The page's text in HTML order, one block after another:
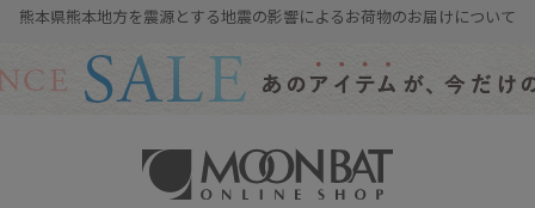
熊本県熊本地方を震源とする地震の影響によるお荷物のお届けについて